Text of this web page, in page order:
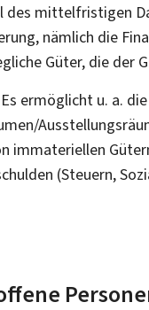
des mittelfristigen
nämlich die
Güter, die der
ermöglicht u. a.
immateriellen
(Steuern,